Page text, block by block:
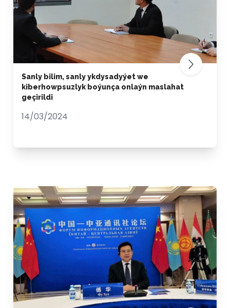
Sanly bilim, sanly ykdysadyýet we
kiberhowpsuzlyk boýunça onlaýn maslahat
geçirildi
14/03/2024